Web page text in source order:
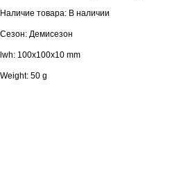
Наличие товара: В наличии
Сезон: Демисезон
lwh: 100x100x10 mm
Weight: 50 g